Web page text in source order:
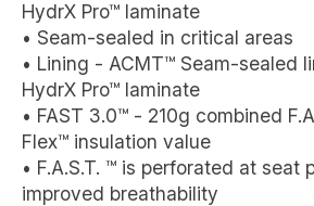
HydrX Pro™ laminate
• Seam-sealed in critical areas
• Lining - ACMT™ Seam-sealed
HydrX Pro™ laminate
• FAST 3.0™ - 210g combined
Flex™ insulation value
• F.A.S.T. ™ is perforated at seat
improved breathability